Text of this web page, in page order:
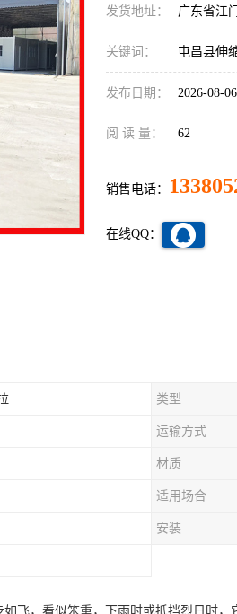
发货地址： 广东省江
关键词： 屯昌县伸
发布日期： 2026-08-06
阅 读 量： 62
销售电话：
在线QQ：
类型
运输方式
材质
适用场合
安装
飞，看似笨重，下雨时或抵挡烈日时，